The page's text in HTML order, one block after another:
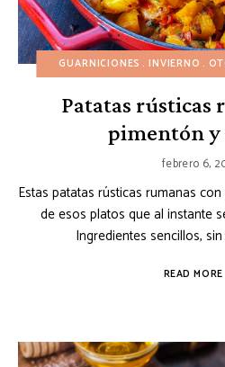
GUARNICIONES INVIERNO
Patatas rústicas
pimentón y
febrero 6,
Estas patatas rústicas rumanas
de esos platos que al instante
Ingredientes sencillos,
READ MORE